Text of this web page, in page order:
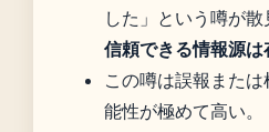
した」という噂が散
信頼できる情報源は
この噂は誤報また
能性が極めて高い。